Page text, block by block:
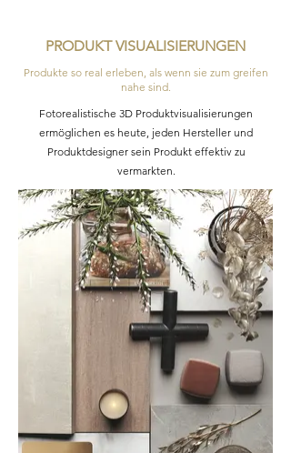
PRODUKT VISUALISIERUNGEN
Produkte so real erleben, als wenn sie zum greifen
nahe sind.
Fotorealistische 3D Produktvisualisierungen
ermöglichen es heute, jeden Hersteller und
Produktdesigner sein Produkt effektiv zu
vermarkten.